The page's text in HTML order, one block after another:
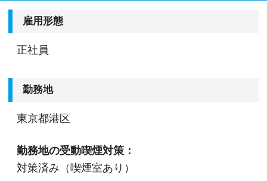
雇用形態
正社員
勤務地
東京都港区
勤務地の受動喫煙対策：
対策済み（喫煙室あり）